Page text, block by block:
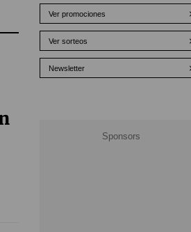
Ver promociones
Ver sorteos
Newsletter